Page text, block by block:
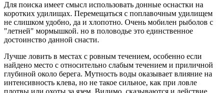
Для поиска имеет смысл использовать донные оснастки на
коротких удилищах. Перемещаться с поплавочным удилищем
не слишком удобно, да и хлопотно. Очень мобилен рыболов с
"летней" мормышкой. но в половодье это единственное
достоинство данной снасти.
Лучше ловить в местах с ровным течением, особенно если
найдено место с относительно слабым течением и приличной
глубиной около берега. Мутность воды оказывает влияние на
интенсивность клева, но не такое сильное, как при ловле